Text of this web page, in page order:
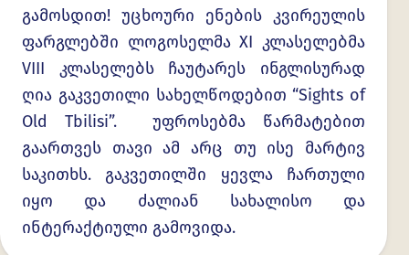
გამოსდით! უცხოური ენების კვირეულის
ფარგლებში ლოგოსელმა XI კლასელებმა
VIII კლასელებს ჩაუტარეს ინგლისურად
ღია გაკვეთილი სახელწოდებით “Sights of
Old Tbilisi”. უფროსებმა წარმატებით
გაართვეს თავი ამ არც თუ ისე მარტივ
საკითხს. გაკვეთილში ყევლა ჩართული
იყო და ძალიან სახალისო და
ინტერაქტიული გამოვიდა.